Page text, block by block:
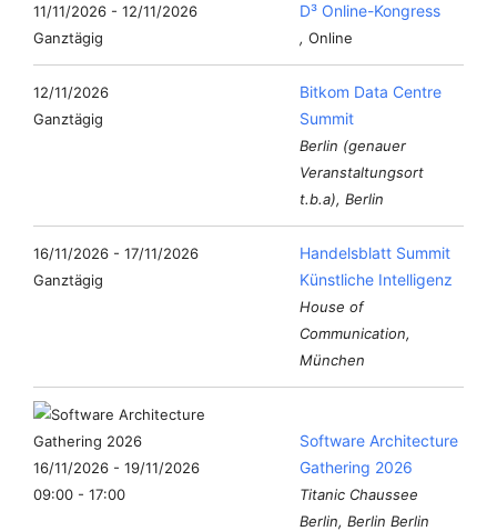
11/11/2026 - 12/11/2026
Ganztägig
D³ Online-Kongress
, Online
12/11/2026
Ganztägig
Bitkom Data Centre
Summit
Berlin (genauer
Veranstaltungsort
t.b.a), Berlin
16/11/2026 - 17/11/2026
Ganztägig
Handelsblatt Summit
Künstliche Intelligenz
House of
Communication,
München
16/11/2026 - 19/11/2026
09:00 - 17:00
Software Architecture
Gathering 2026
Titanic Chaussee
Berlin, Berlin Berlin